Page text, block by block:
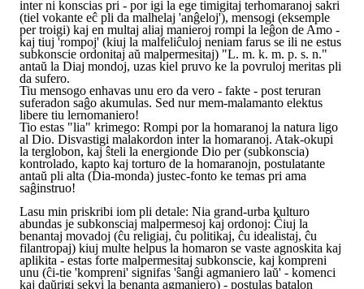
inter ni konscias pri - por igi la ege timigitaj terhomaranoj sakri
(tiel vokante eĉ pli da malhelaj 'anĝeloj'), mensogi (eksemple
per troigi) kaj en multaj aliaj manieroj rompi la leĝon de Amo -
kaj tiuj 'rompoj' (kiuj la malfeliĉuloj neniam farus se ili ne estus
subkonscie ordonitaj aŭ malpermesitaj) "L. m. k. m. p. s. n."
antaŭ la Diaj mondoj, uzas kiel pruvo ke la povruloj meritas pli
da sufero.
Tiu mensogo enhavas unu ero da vero - fakte - post teruran
suferadon saĝo akumulas. Sed nur mem-malamanto elektus
libere tiu lernomaniero!
Tio estas "lia" krimego: Rompi por la homaranoj la natura ligo
al Dio. Disvastigi malakordon inter la homaranoj. Atak-okupi
la terglobon, kaj ŝteli la energionde Dio per (subkonscia)
kontrolado, kapto kaj torturo de la homaranojn, postulatante
antaŭ pli alta (Dia-monda) justec-fonto ke temas pri ama
saĝinstruo!
Lasu min priskribi iom pli detale: Nia grand-urba kulturo
abundas je subkonsciaj malpermesoj kaj ordonoj: Ĉiuj la
benantaj movadoj (ĉu religiaj, ĉu politikaj, ĉu idealistaj, ĉu
filantropaj) kiuj multe helpus la homaron se vaste agnoskita kaj
aplikita - estas forte malpermesitaj subkonscie, kaj kompreni
unu (ĉi-tie 'kompreni' signifas 'ŝanĝi agmaniero laŭ' - komenci
kaj daŭrigi sekvi la benanta agmaniero) - postulas batalon